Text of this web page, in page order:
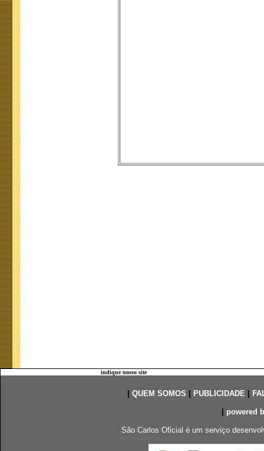
indique nosso site
QUEM SOMOS PUBLICIDADE|
powered
São Carlos Oficial é um serviço